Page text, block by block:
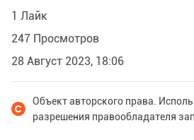
1 Лайк
247 Просмотров
28 Август 2023, 18:06
Объект авторского права.
разрешения правообладателя